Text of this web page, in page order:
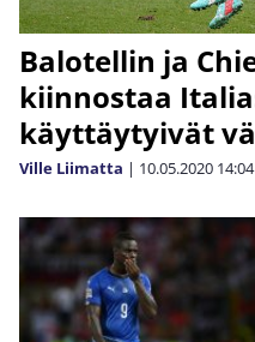
Balotellin ja
kiinnostaa
käyttäytyivät
Ville Liimatta | 10.05.2020 14:04